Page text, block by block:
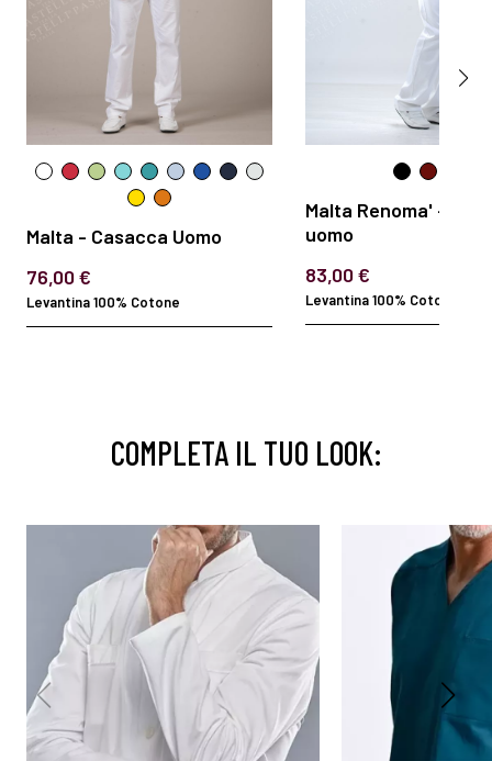
Malta - Casacca Uomo
76,00 €
Levantina 100% Cotone
Malta Renoma' -
uomo
83,00 €
Levantina 100% Cotone
COMPLETA IL TUO LOOK: